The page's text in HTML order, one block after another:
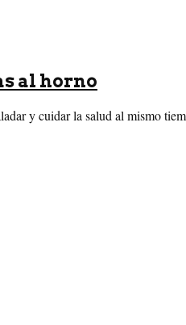
al horno
y cuidar la salud al mismo